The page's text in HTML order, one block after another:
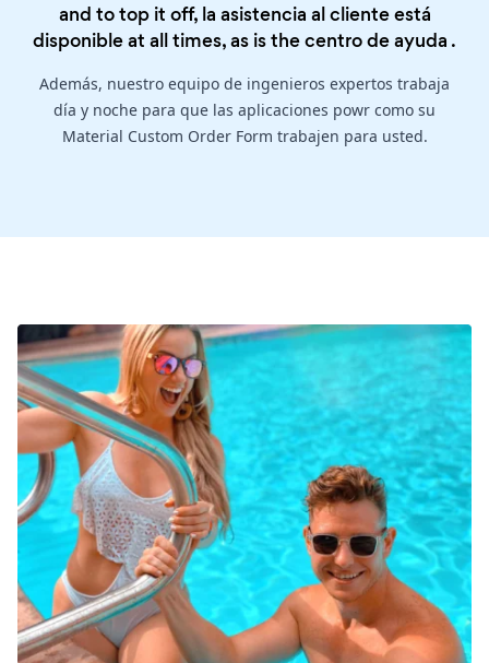
and to top it off, la asistencia al cliente está
disponible at all times, as is thecentro de ayuda .
Además, nuestro equipo de ingenieros expertos trabaja
día y noche para que las aplicaciones powr como su
Material Custom Order Form trabajen para usted.